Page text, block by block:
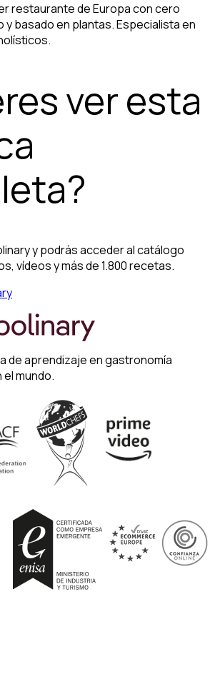
restaurante de Europa con cero
basado en plantas. Especialista en
ver esta
y podrás acceder al catálogo
vídeos y más de 1.800 recetas.
de aprendizaje en gastronomía
mundo.